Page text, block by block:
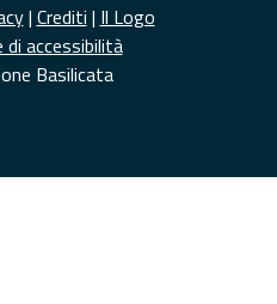
| Crediti | Il Logo
di accessibilità
Basilicata